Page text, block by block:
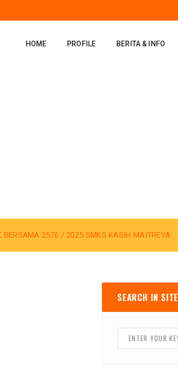
HOME PROFILE BERITA & INFO
BERSAMA 2576 / 2025 ‪SMKS KASIH MAITREYA
SEARCH IN SITE